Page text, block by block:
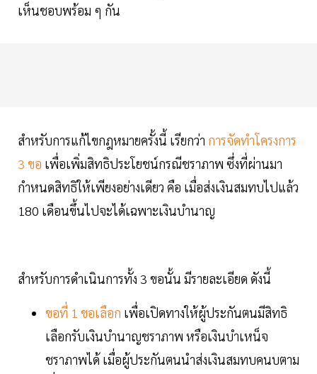
เห็นชอบพร้อม ๆ กัน
สำหรับการแก้ไขกฎหมายครั้งนี้ เรียกว่า การจัดทำโครงการ
3 ขอ เพื่อเพิ่มสิทธิประโยชน์กรณีชราภาพ ซึ่งที่ผ่านมา
กำหนดสิทธิให้เพียงอย่างเดียว คือ เมื่อส่งเงินสมทบไปแล้ว
180 เดือนขึ้นไปจะได้เฉพาะเงินบำนาญ
สำหรับการดำเนินการทั้ง 3 ขอนั้น มีรายละเอียด ดังนี้
ขอที่ 1 ขอเลือก เพื่อเปิดทางให้ผู้ประกันตนมีสิทธิ
เลือกรับเงินบำนาญชราภาพ หรือเงินบำเหน็จ
ชราภาพได้ เมื่อผู้ประกันตนนำส่งเงินสมทบคนบตาม